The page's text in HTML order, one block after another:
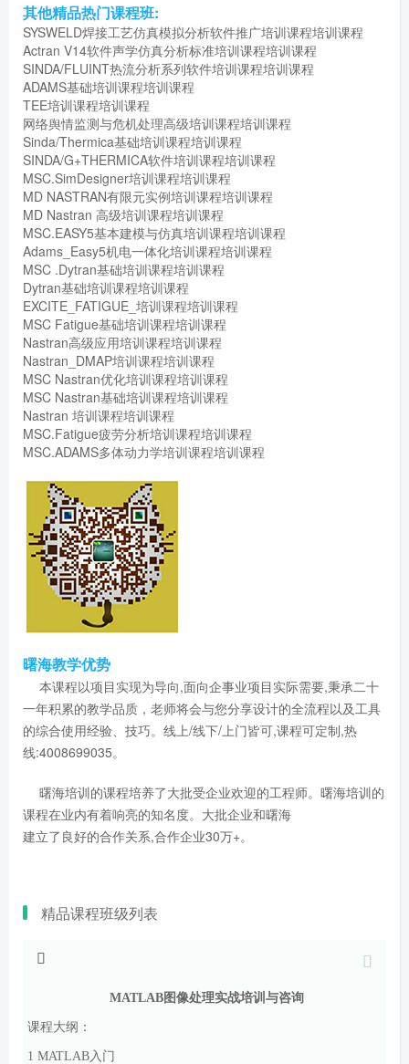
其他精品热门课程班:
SYSWELD焊接工艺仿真模拟分析软件推广培训课程培训课程
Actran V14软件声学仿真分析标准培训课程培训课程
SINDA/FLUINT热流分析系列软件培训课程培训课程
ADAMS基础培训课程培训课程
TEE培训课程培训课程
网络舆情监测与危机处理高级培训课程培训课程
Sinda/Thermica基础培训课程培训课程
SINDA/G+THERMICA软件培训课程培训课程
MSC.SimDesigner培训课程培训课程
MD NASTRAN有限元实例培训课程培训课程
MD Nastran 高级培训课程培训课程
MSC.EASY5基本建模与仿真培训课程培训课程
Adams_Easy5机电一体化培训课程培训课程
MSC .Dytran基础培训课程培训课程
Dytran基础培训课程培训课程
EXCITE_FATIGUE_培训课程培训课程
MSC Fatigue基础培训课程培训课程
Nastran高级应用培训课程培训课程
Nastran_DMAP培训课程培训课程
MSC Nastran优化培训课程培训课程
MSC Nastran基础培训课程培训课程
Nastran 培训课程培训课程
MSC.Fatigue疲劳分析培训课程培训课程
MSC.ADAMS多体动力学培训课程培训课程
曙海教学优势
本课程以项目实现为导向,面向企事业项目实际需要,秉承二十
一年积累的教学品质，老师将会与您分享设计的全流程以及工具
的综合使用经验、技巧。线上/线下/上门皆可,课程可定制,热
线:4008699035。
曙海培训的课程培养了大批受企业欢迎的工程师。曙海培训的
课程在业内有着响亮的知名度。大批企业和曙海
建立了良好的合作关系,合作企业30万+。
精品课程班级列表
MATLAB图像处理实战培训与咨询
课程大纲：
1 MATLAB 入门